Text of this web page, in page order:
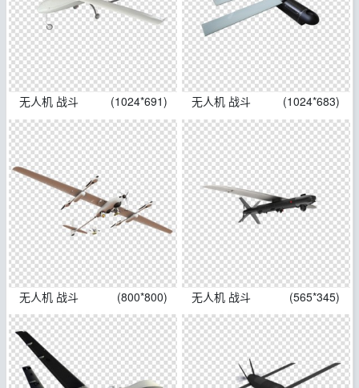
无人机 战斗 (1024*691) 无人机 战斗 (1024*683)
无人机 战斗 (800*800) 无人机 战斗 (565*345)